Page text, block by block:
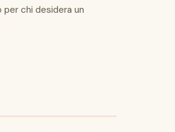
chi desidera un